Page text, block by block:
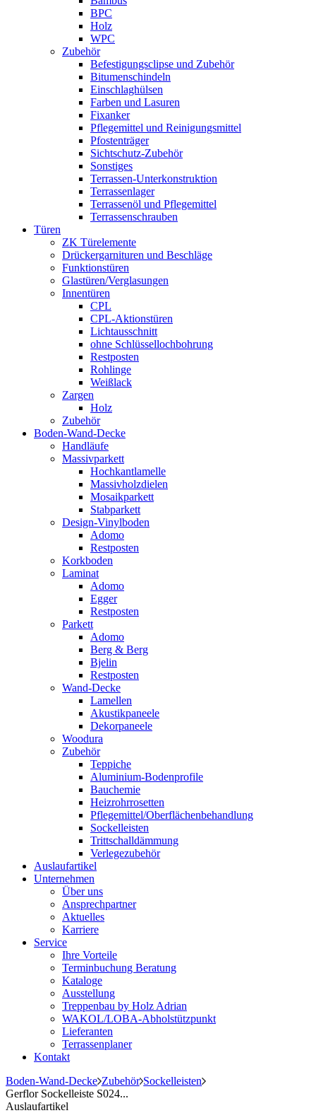
BPC
Holz
WPC
Zubehör
Befestigungsclipse und Zubehör
Bitumenschindeln
Einschlaghülsen
Farben und Lasuren
Fixanker
Pflegemittel und Reinigungsmittel
Pfostenträger
Sichtschutz-Zubehör
Sonstiges
Terrassen-Unterkonstruktion
Terrassenlager
Terrassenöl und Pflegemittel
Terrassenschrauben
Türen
ZK Türelemente
Drückergarnituren und Beschläge
Funktionstüren
Glastüren/Verglasungen
Innentüren
CPL
CPL-Aktionstüren
Lichtausschnitt
ohne Schlüssellochbohrung
Restposten
Rohlinge
Weißlack
Zargen
Holz
Zubehör
Boden-Wand-Decke
Handläufe
Massivparkett
Hochkantlamelle
Massivholzdielen
Mosaikparkett
Stabparkett
Design-Vinylboden
Adomo
Restposten
Korkboden
Laminat
Adomo
Egger
Restposten
Parkett
Adomo
Berg & Berg
Bjelin
Restposten
Wand-Decke
Lamellen
Akustikpaneele
Dekorpaneele
Woodura
Zubehör
Teppiche
Aluminium-Bodenprofile
Bauchemie
Heizrohrrosetten
Pflegemittel/Oberflächenbehandlung
Sockelleisten
Trittschalldämmung
Verlegezubehör
Auslaufartikel
Unternehmen
Über uns
Ansprechpartner
Aktuelles
Karriere
Service
Ihre Vorteile
Terminbuchung Beratung
Kataloge
Ausstellung
Treppenbau by Holz Adrian
WAKOL/LOBA-Abholstützpunkt
Lieferanten
Terrassenplaner
Kontakt
Boden-Wand-Decke Zubehör Sockelleisten
Gerflor Sockelleiste S024...
Auslaufartikel